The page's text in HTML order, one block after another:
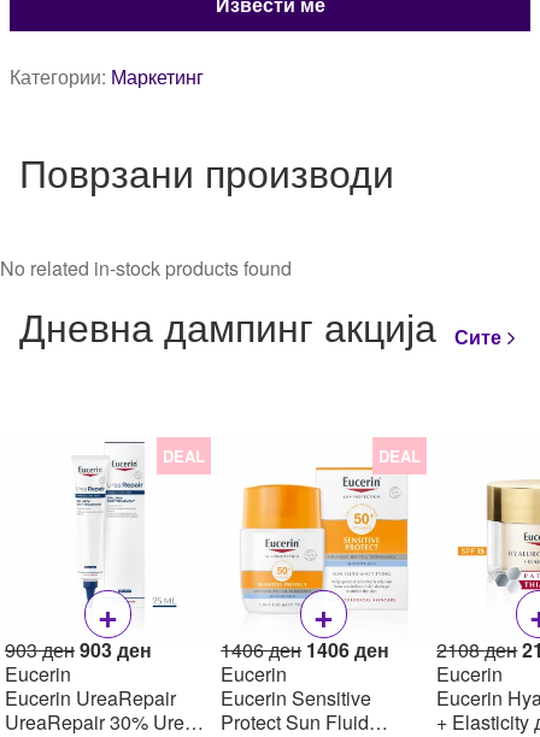
Категории: Маркетинг
Поврзани производи
No related in-stock products found
Дневна дампинг акција Сите
DEAL
+
903денOriginal
was:
903 ден.
903ден
is:
903 ден.
Eucerin
Eucerin UreaRepair
UreaRepair 30% Urea
DEAL
+
1406ден Original
was:
1406 ден.
1406ден Current
1406 ден.
Eucerin
Eucerin Sensitive
Protect Sun Fluid
2108ден
Eucerin
Eucerin
+ Elasticity